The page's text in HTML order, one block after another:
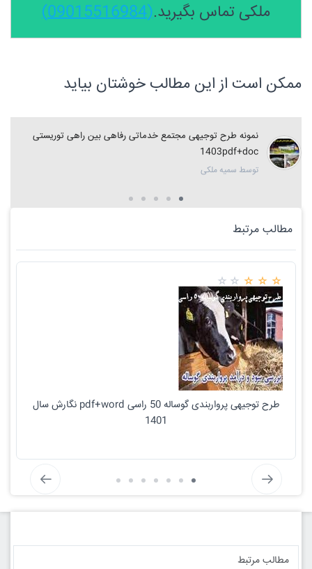
ملکی تماس بگیرید.(09015516984)
ممکن است از این مطالب خوشتان بیاید
نمونه طرح توجیهی مجتمع خدماتی رفاهی بین راهی توریستی
1403pdf+doc
توسط سمیه ملکی
مطالب مرتبط
طرح توجیهی پرواربندی گوساله 50 راسی pdf+word نگارش سال
1401
مطالب مرتبط